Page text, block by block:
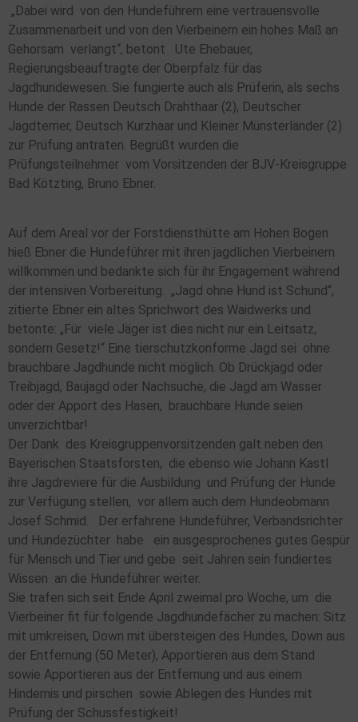
„Dabei wird von den Hundeführern eine vertrauensvolle
Zusammenarbeit und von den Vierbeinern ein hohes Maß an
Gehorsam verlangt“, betont Ute Ehebauer,
Regierungsbeauftragte der Oberpfalz für das
Jagdhundewesen. Sie fungierte auch als Prüferin, als sechs
Hunde der Rassen Deutsch Drahthaar (2), Deutscher
Jagdterrier, Deutsch Kurzhaar und Kleiner Münsterländer (2)
zur Prüfung antraten. Begrüßt wurden die
Prüfungsteilnehmer vom Vorsitzenden der BJV-Kreisgruppe
Bad Kötzting, Bruno Ebner.
Auf dem Areal vor der Forstdiensthütte am Hohen Bogen
hieß Ebner die Hundeführer mit ihren jagdlichen Vierbeinern
willkommen und bedankte sich für ihr Engagement während
der intensiven Vorbereitung. „Jagd ohne Hund ist Schund“,
zitierte Ebner ein altes Sprichwort des Waidwerks und
betonte: „Für viele Jäger ist dies nicht nur ein Leitsatz,
sondern Gesetz!“ Eine tierschutzkonforme Jagd sei ohne
brauchbare Jagdhunde nicht möglich. Ob Drückjagd oder
Treibjagd, Baujagd oder Nachsuche, die Jagd am Wasser
oder der Apport des Hasen, brauchbare Hunde seien
unverzichtbar!
Der Dank des Kreisgruppenvorsitzenden galt neben den
Bayerischen Staatsforsten, die ebenso wie Johann Kastl
ihre Jagdreviere für die Ausbildung und Prüfung der Hunde
zur Verfügung stellen, vor allem auch dem Hundeobmann
Josef Schmid. Der erfahrene Hundeführer, Verbandsrichter
und Hundezüchter habe ein ausgesprochenes gutes Gespür
für Mensch und Tier und gebe seit Jahren sein fundiertes
Wissen an die Hundeführer weiter.
Sie trafen sich seit Ende April zweimal pro Woche, um die
Vierbeiner fit für folgende Jagdhundefächer zu machen: Sitz
mit umkreisen, Down mit übersteigen des Hundes, Down aus
der Entfernung (50 Meter), Apportieren aus dem Stand
sowie Apportieren aus der Entfernung und aus einem
Hindernis und pirschen sowie Ablegen des Hundes mit
Prüfung der Schussfestigkeit!